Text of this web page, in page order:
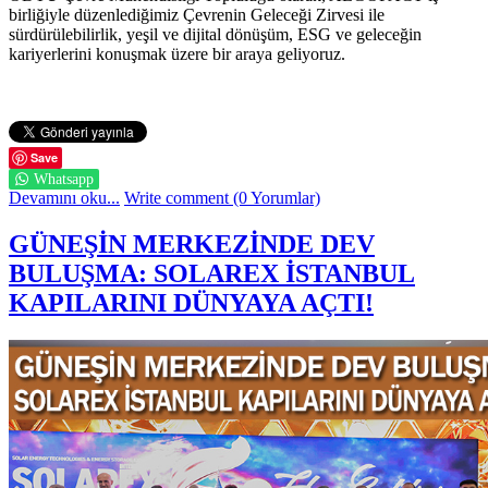
birliğiyle düzenlediğimiz Çevrenin Geleceği Zirvesi ile
sürdürülebilirlik, yeşil ve dijital dönüşüm, ESG ve geleceğin
kariyerlerini konuşmak üzere bir araya geliyoruz.
Save
Whatsapp
Devamını oku... Write comment (0 Yorumlar)
GÜNEŞİN MERKEZİNDE DEV
BULUŞMA: SOLAREX İSTANBUL
KAPILARINI DÜNYAYA AÇTI!